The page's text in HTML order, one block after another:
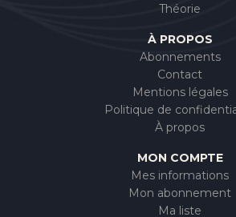
Théorie
À PROPOS
Abonnements
Contact
Mentions légales
Politique de
À propos
MON COMPTE
Mes informations
Mon abonnement
Ma liste